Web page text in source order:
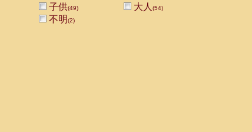
子供(49) 大人 (54)
不明(2)